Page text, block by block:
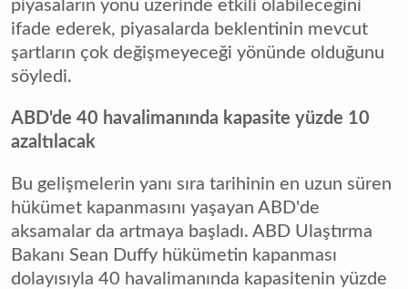
piyasaların yönü üzerinde etkili olabileceğini
ifade ederek, piyasalarda beklentinin mevcut
şartların çok değişmeyeceği yönünde olduğunu
söyledi.
ABD'de 40 havalimanında kapasite yüzde 10
azaltılacak
Bu gelişmelerin yanı sıra tarihinin en uzun süren
hükümet kapanmasını yaşayan ABD'de
aksamalar da artmaya başladı. ABD Ulaştırma
Bakanı Sean Duffy hükümetin kapanması
dolayısıyla 40 havalimanında kapasitenin yüzde